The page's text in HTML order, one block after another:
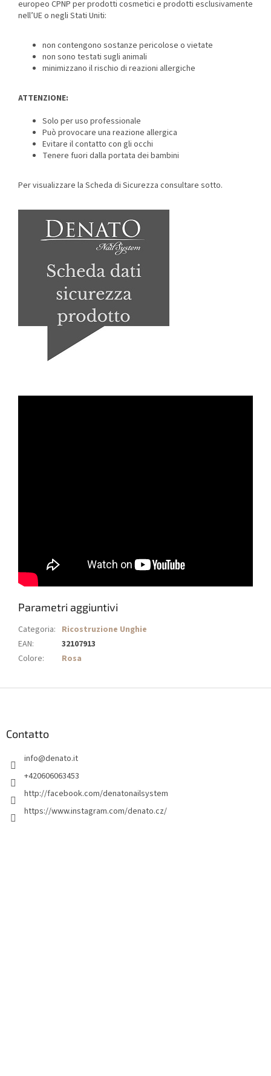
europeo CPNP per prodotti cosmetici e prodotti esclusivamente
nell’UE o negli Stati Uniti:
non contengono sostanze pericolose o vietate
non sono testati sugli animali
minimizzano il rischio di reazioni allergiche
ATTENZIONE:
Solo per uso professionale
Può provocare una reazione allergica
Evitare il contatto con gli occhi
Tenere fuori dalla portata dei bambini
Per visualizzare la Scheda di Sicurezza consultare sotto.
Parametri aggiuntivi
Categoria: Ricostruzione Unghie
EAN:
32107913
Colore: Rosa
Contatto
info@denato.it
+420606063453
http://facebook.com/denatonailsystem
https://www.instagram.com/denato.cz/